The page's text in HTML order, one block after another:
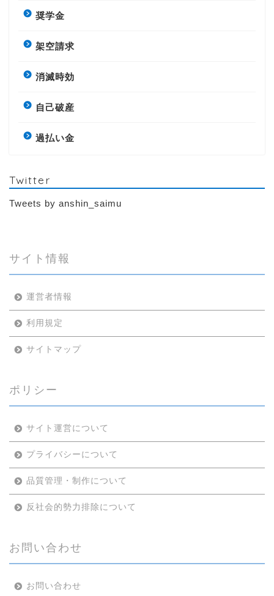
奨学金
架空請求
消滅時効
自己破産
過払い金
Twitter
Tweets by anshin_saimu
サイト情報
運営者情報
利用規定
サイトマップ
ポリシー
サイト運営について
プライバシーについて
品質管理・制作について
反社会的勢力排除について
お問い合わせ
お問い合わせ